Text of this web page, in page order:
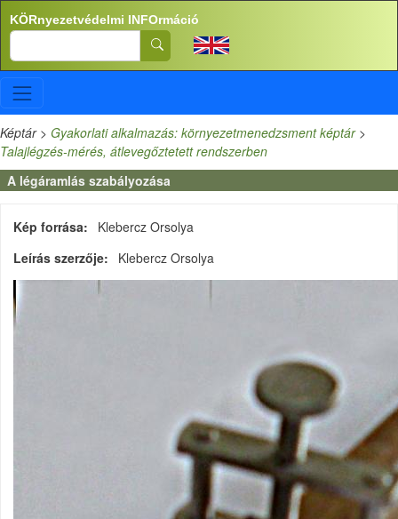
Ugrás a tartalomra
KÖRnyezetvédelmi INFOrmáció
Search
Képtár> Gyakorlati alkalmazás: környezetmenedzsment képtár>
Talajlégzés-mérés, átlevegőztetett rendszerben
A légáramlás szabályozása
Kép forrása
Klebercz Orsolya
Leírás szerzője
Klebercz Orsolya